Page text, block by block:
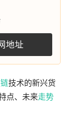
地址
技术的新兴货
点、未来走势